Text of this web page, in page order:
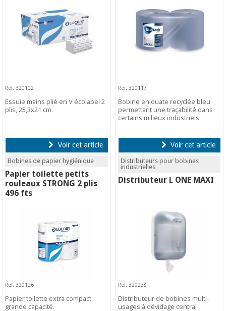
Ref. 320102
Essuie mains plié en V écolabel 2
plis, 25,3x21 cm.
Voir cet article
Ref. 320117
Bobine en ouate recyclée bleu
permettant une traçabilité dans
certains milieux industriels.
Voir cet article
Bobines de papier hygiénique
Papier toilette petits
rouleaux STRONG 2 plis
496 fts
Ref. 320126
Papier toilette extra compact
grande capacité.
Distributeurs pour bobines
industrielles
Distributeur L ONE MAXI
Ref. 320238
Distributeur de bobines multi-
usages à dévidage central